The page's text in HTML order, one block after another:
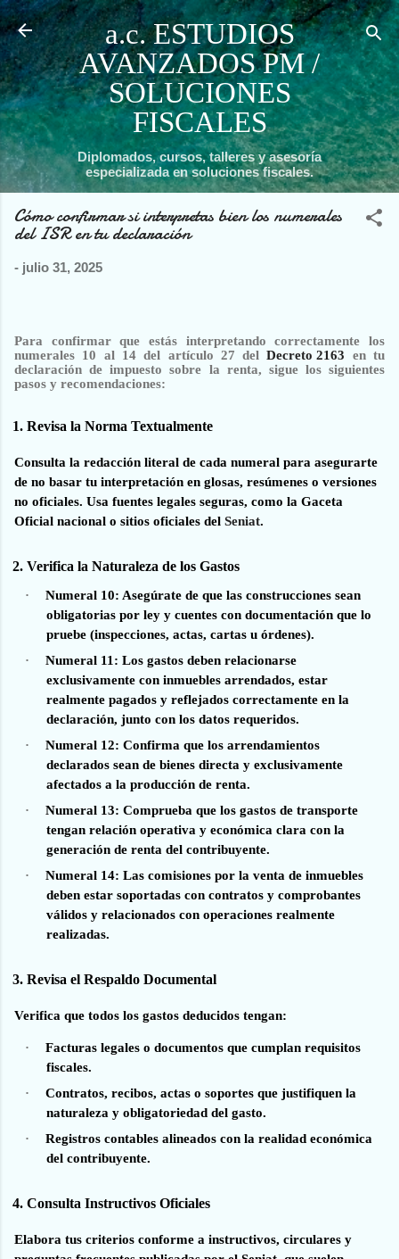
Ir al contenido principal
a.c. ESTUDIOS
AVANZADOS PM /
SOLUCIONES
FISCALES
Diplomados, cursos, talleres y asesoría
especializada en soluciones fiscales.
Cómo confirmar si interpretas bien los numerales
del ISR en tu declaración
- julio 31, 2025
Para confirmar que estás interpretando correctamente los
numerales 10 al 14 del artículo 27 delDecreto 2163 en tu
declaración de impuesto sobre la renta, sigue los siguientes
pasos y recomendaciones:
1. Revisa la Norma Textualmente
Consulta la redacción literal de cada numeral para asegurarte
de no basar tu interpretación en glosas, resúmenes o versiones
no oficiales. Usa fuentes legales seguras, como la Gaceta
Oficial nacional o sitios oficiales del Seniat.
2. Verifica la Naturaleza de los Gastos
· Numeral 10: Asegúrate de que las construcciones sean
obligatorias por ley y cuentes con documentación que lo
pruebe (inspecciones, actas, cartas u órdenes).
·
Numeral 11: Los gastos deben relacionarse
exclusivamente con inmuebles arrendados, estar
realmente pagados y reflejados correctamente en la
declaración, junto con los datos requeridos.
·
Numeral 12: Confirma que los arrendamientos
declarados sean de bienes directa y exclusivamente
afectados a la producción de renta.
·
Numeral 13: Comprueba que los gastos de transporte
tengan relación operativa y económica clara con la
generación de renta del contribuyente.
·
Numeral 14: Las comisiones por la venta de inmuebles
deben estar soportadas con contratos y comprobantes
válidos y relacionados con operaciones realmente
realizadas.
3. Revisa el Respaldo Documental
Verifica que todos los gastos deducidos tengan:
·
Facturas legales o documentos que cumplan requisitos
fiscales.
·
Contratos, recibos, actas o soportes que justifiquen la
naturaleza y obligatoriedad del gasto.
·
Registros contables alineados con la realidad económica
del contribuyente.
4. Consulta Instructivos Oficiales
Elabora tus criterios conforme a instructivos, circulares y